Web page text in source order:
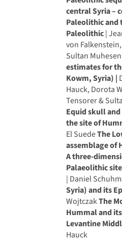
central Syria –
Paleolithic and
Paleolithic|
von
Sultan
estimates for
Kowm, Syria) |
Hauck, Dorota
Tensorer &
Equid skull
the site of
El SuedeThe
assemblage of
A three-
Palaeolithic
| Daniel
Syria) and its
WojtczakThe
Hummal and
Levantine
Hauck